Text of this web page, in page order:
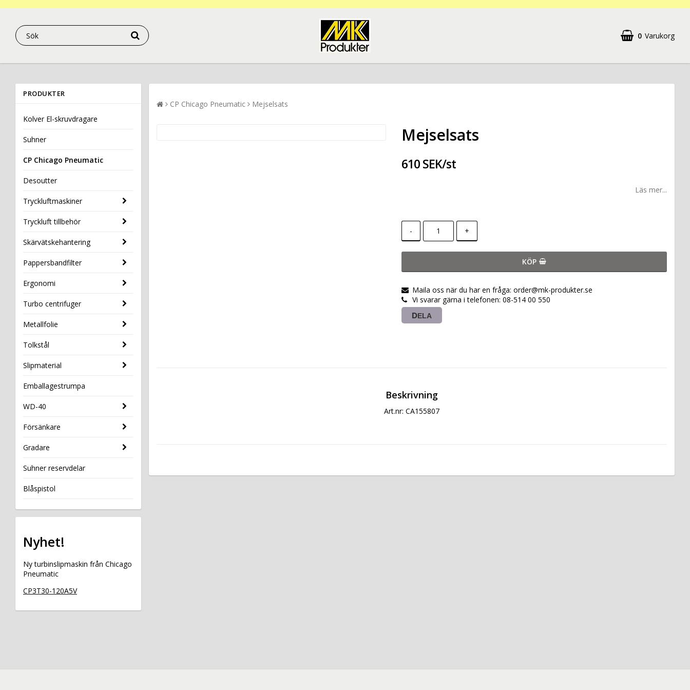
0 Varukorg
PRODUKTER
Kolver El-skruvdragare
Suhner
CP Chicago Pneumatic
Desoutter
Tryckluftmaskiner
Tryckluft tillbehör
Skärvätskehantering
Pappersbandfilter
Ergonomi
Turbo centrifuger
Metallfolie
Tolkstål
Slipmaterial
Emballagestrumpa
WD-40
Försänkare
Gradare
Suhner reservdelar
Blåspistol
Nyhet!
Ny turbinslipmaskin från Chicago
Pneumatic
CP3T30-120A5V
CP Chicago Pneumatic Mejselsats
Mejselsats
610 SEK/st
Läs mer...
- +
KÖP
Maila oss när du har en fråga: order@mk-produkter.se
Vi svarar gärna i telefonen: 08-514 00 550
DELA
Beskrivning
Art.nr: CA155807